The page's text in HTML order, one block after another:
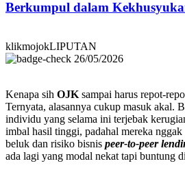
Berkumpul dalam
klikmojokLIPUTAN
26/05/2026
Kenapa sih OJK sampai harus repot-
Ternyata, alasannya cukup masuk akal.
individu yang selama ini terjebak
imbal hasil tinggi, padahal mereka
beluk dan risiko bisnis peer-to-peer
ada lagi yang modal nekat tapi buntung